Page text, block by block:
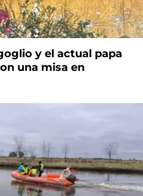
y el actual papa
una misa en